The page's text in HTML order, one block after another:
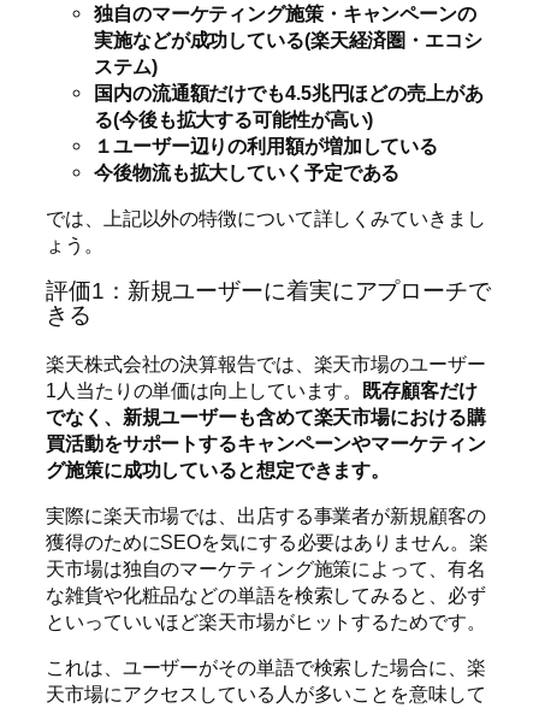
独自のマーケティング施策・キャンペーンの
実施などが成功している(楽天経済圏・エコシ
ステム)
国内の流通額だけでも4.5兆円ほどの売上があ
る(今後も拡大する可能性が高い)
１ユーザー辺りの利用額が増加している
今後物流も拡大していく予定である
では、上記以外の特徴について詳しくみていきまし
ょう。
評価1：新規ユーザーに着実にアプローチで
きる
楽天株式会社の決算報告では、楽天市場のユーザー
1人当たりの単価は向上しています。
既存顧客だけ
でなく、新規ユーザーも含めて楽天市場における購
買活動をサポートするキャンペーンやマーケティン
グ施策に成功していると想定できます。
実際に楽天市場では、出店する事業者が新規顧客の
獲得のためにSEOを気にする必要はありません。楽
天市場は独自のマーケティング施策によって、有名
な雑貨や化粧品などの単語を検索してみると、必ず
といっていいほど楽天市場がヒットするためです。
これは、ユーザーがその単語で検索した場合に、楽
天市場にアクセスしている人が多いことを意味して